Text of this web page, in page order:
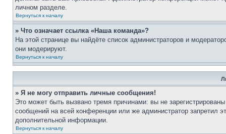
личном разделе.
Вернуться к началу
» Что означает ссылка «Наша команда»?
На этой странице вы найдёте список администраторов и
они модерируют.
Вернуться к началу
» Я не могу отправить личные сообщения!
Это может быть вызвано тремя причинами: вы не
сообщений на всей конференции или же администратор запретил
дополнительной информации.
Вернуться к началу